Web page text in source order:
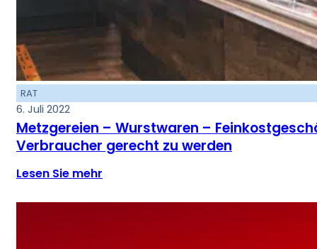
RAT
6. Juli 2022
Metzgereien – Wurstwaren –
Verbraucher gerecht zu werden
Lesen Sie mehr